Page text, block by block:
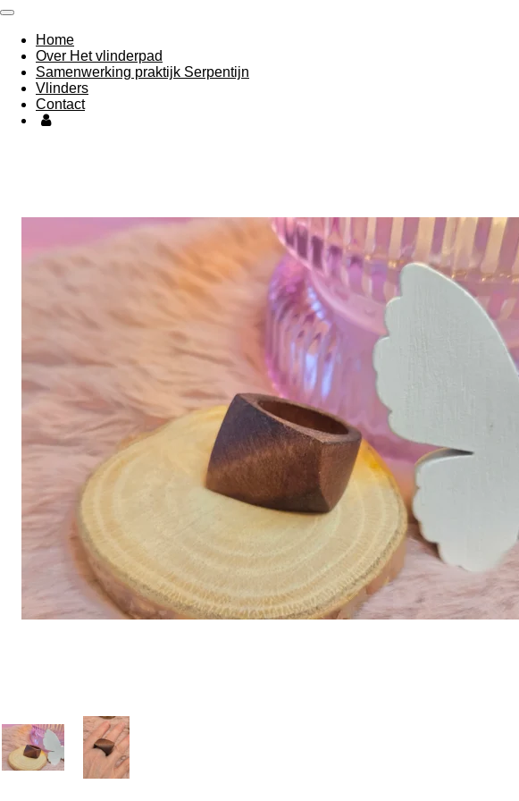
Ga
direct
naar
de
hoofdinhoud
Home
Over Het vlinderpad
Samenwerking praktijk Serpentijn
Vlinders
Contact